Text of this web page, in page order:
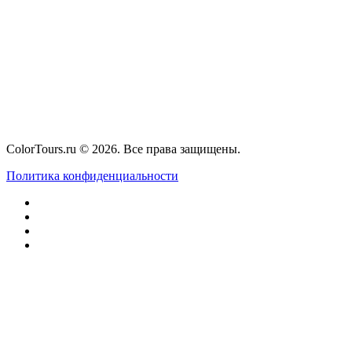
ColorTours.ru © 2026. Все права защищены.
Политика конфиденциальности